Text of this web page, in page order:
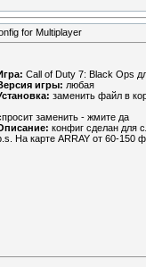
for Multiplayer
Call of Duty 7: Black Ops
игры: любая
заменить файл в
заменить - жмите да
конфиг сделан для
На карте ARRAY от 60-150